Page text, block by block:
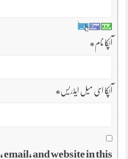
آپکا نام*
آپکا ای میل ایڈریس*
email, and website in this